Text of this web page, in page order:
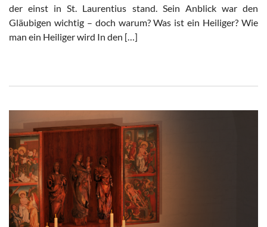
der einst in St. Laurentius stand. Sein Anblick war den
Gläubigen wichtig – doch warum? Was ist ein Heiliger? Wie
man ein Heiliger wird In den […]